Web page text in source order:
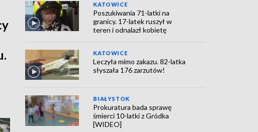
KATOWICE
Poszukiwania 71-latki na
granicy. 17-latek ruszył w
teren i odnalazł kobietę
KATOWICE
Leczyła mimo zakazu. 82-latka
słyszała 176 zarzutów!
BIAŁYSTOK
Prokuratura bada sprawę
śmierci 10-latki z Gródka
[WIDEO]